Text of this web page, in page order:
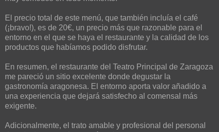
El precio total de este menú, que también incluía el café
(¡bravo!), es de 20€, un precio más que razonable para el
entorno en el que se haya el restaurante y la calidad de los
productos que habíamos podido disfrutar.
En resumen, el restaurante del Teatro Principal de Zaragoza
me pareció un sitio excelente donde degustar la
gastronomía aragonesa. El entorno aporta valor añadido a
una experiencia que dejará satisfecho al comensal más
exigente.
Adicionalmente, el trato amable y profesional del personal